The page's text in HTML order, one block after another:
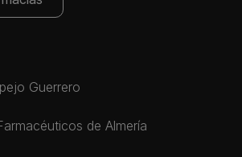
Guerrero
de Almería